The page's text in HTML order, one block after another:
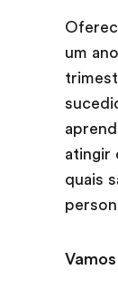
um
atingir
quais